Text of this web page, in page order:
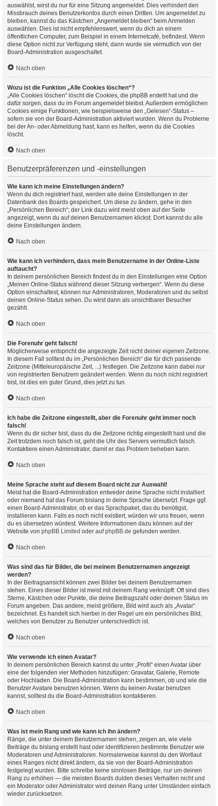
auswählst, wirst du nur für eine Sitzung angemeldet. Dies verhindert den
Missbrauch deines Benutzerkontos durch einen Dritten. Um angemeldet zu
bleiben, kannst du das Kästchen „Angemeldet bleiben“ beim Anmelden
auswählen. Dies ist nicht empfehlenswert, wenn du dich an einem
öffentlichen Computer, zum Beispiel in einem Internetcafé, befindest. Wenn
diese Option nicht zur Verfügung steht, dann wurde sie vermutlich von der
Board-Administration ausgeschaltet.
Nach oben
Wozu ist die Funktion „Alle Cookies löschen“?
„Alle Cookies löschen“ löscht die Cookies, die phpBB erstellt hat und die
dafür sorgen, dass du im Forum angemeldet bleibst. Außerdem ermöglichen
Cookies einige Funktionen, wie beispielsweise den „Gelesen“-Status –
sofern sie von der Board-Administration aktiviert wurden. Wenn du Probleme
bei der An- oder Abmeldung hast, kann es helfen, wenn du die Cookies
löscht.
Nach oben
Benutzerpräferenzen und -einstellungen
Wie kann ich meine Einstellungen ändern?
Wenn du dich registriert hast, werden alle deine Einstellungen in der
Datenbank des Boards gespeichert. Um diese zu ändern, gehe in den
„Persönlichen Bereich“; der Link dazu wird meist oben auf der Seite
angezeigt, wenn du auf deinen Benutzernamen klickst. Dort kannst du alle
deine Einstellungen ändern.
Nach oben
Wie kann ich verhindern, dass mein Benutzername in der Online-Liste
auftaucht?
In deinem persönlichen Bereich findest du in den Einstellungen eine Option
„Meinen Online-Status während dieser Sitzung verbergen“. Wenn du diese
Option einschaltest, können nur Administratoren, Moderatoren und du selbst
deinen Online-Status sehen. Du wirst dann als unsichtbarer Besucher
gezählt.
Nach oben
Die Forenuhr geht falsch!
Möglicherweise entspricht die angezeigte Zeit nicht deiner eigenen Zeitzone.
In diesem Fall solltest du im „Persönlichen Bereich“ die für dich passende
Zeitzone (Mitteleuropäische Zeit, ...) festlegen. Die Zeitzone kann dabei nur
von registrierten Benutzern geändert werden. Wenn du noch nicht registriert
bist, ist dies ein guter Grund, dies jetzt zu tun.
Nach oben
Ich habe die Zeitzone eingestellt, aber die Forenuhr geht immer noch
falsch!
Wenn du dir sicher bist, dass du die Zeitzone richtig eingestellt hast und die
Zeit trotzdem noch falsch ist, geht die Uhr des Servers vermutlich falsch.
Kontaktiere einen Administrator, damit er das Problem beheben kann.
Nach oben
Meine Sprache steht auf diesem Board nicht zur Auswahl!
Meist hat die Board-Administration entweder deine Sprache nicht installiert
oder niemand hat das Forum bislang in deine Sprache übersetzt. Frage ggf.
einen Board-Administrator, ob er das Sprachpaket, das du benötigst,
installieren kann. Falls es noch nicht existiert, würden wir uns freuen, wenn
du es übersetzen würdest. Weitere Informationen dazu können auf der
Website von phpBB Limited oder aufphpBB.de gefunden werden.
Nach oben
Was sind das für Bilder, die bei meinem Benutzernamen angezeigt
werden?
In der Beitragsansicht können zwei Bilder bei deinem Benutzernamen
stehen. Eines dieser Bilder ist meist mit deinem Rang verknüpft: Oft sind dies
Sterne, Kästchen oder Punkte, die deine Beitragszahl oder deinen Status im
Forum angeben. Das andere, meist größere, Bild wird auch als „Avatar“
bezeichnet. Es handelt sich hierbei in der Regel um ein persönliches Bild,
welches von Benutzer zu Benutzer unterschiedlich ist.
Nach oben
Wie verwende ich einen Avatar?
In deinem persönlichen Bereich kannst du unter „Profil“ einen Avatar über
eine der folgenden vier Methoden hinzufügen: Gravatar, Galerie, Remote
oder Hochladen. Die Board-Administration kann bestimmen, ob und wie die
Benutzer Avatare benutzen können. Wenn du keinen Avatar benutzen
kannst, solltest du die Board-Administration kontaktieren.
Nach oben
Was ist mein Rang und wie kann ich ihn ändern?
Ränge, die unter deinem Benutzernamen stehen, zeigen an, wie viele
Beiträge du bislang erstellt hast oder identifizieren bestimmte Benutzer wie
Moderatoren und Administratoren. Normalerweise kannst du den Wortlaut
eines Ranges nicht direkt ändern, da sie von der Board-Administration
festgelegt wurden. Bitte schreibe keine sinnlosen Beiträge, nur um deinen
Rang zu erhöhen — die meisten Boards dulden dieses Verhalten nicht und
ein Moderator oder Administrator wird deinen Rang unter Umständen einfach
wieder zurücksetzen.